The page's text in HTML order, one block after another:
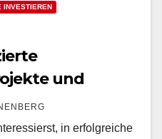
INVESTIEREN
und
Ideen &
in erfolgreiche